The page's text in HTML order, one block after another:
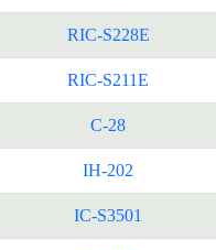
RIC-S228E
RIC-S211E
C-28
IH-202
IC-S3501